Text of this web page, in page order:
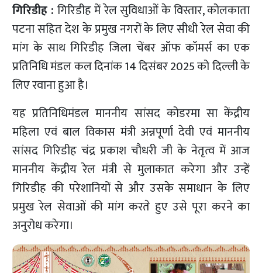
गिरिडीह :गिरिडीह में रेल सुविधाओं के विस्तार, कोलकाता
पटना सहित देश के प्रमुख नगरों के लिए सीधी रेल सेवा की
मांग के साथ गिरिडीह जिला चेंबर ऑफ कॉमर्स का एक
प्रतिनिधि मंडल कल दिनांक 14 दिसंबर 2025 को दिल्ली के
लिए रवाना हुआ है।
यह प्रतिनिधिमंडल माननीय सांसद कोडरमा सा केंद्रीय
महिला एवं बाल विकास मंत्री अन्नपूर्णा देवी एवं माननीय
सांसद गिरिडीह चंद्र प्रकाश चौधरी जी के नेतृत्व में आज
माननीय केंद्रीय रेल मंत्री से मुलाकात करेगा और उन्हें
गिरिडीह की परेशानियों से और उसके समाधान के लिए
प्रमुख रेल सेवाओं की मांग करते हुए उसे पूरा करने का
अनुरोध करेगा।